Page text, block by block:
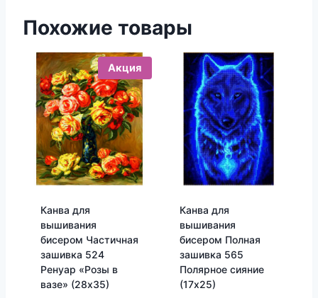
Похожие товары
Акция
Канва для
вышивания
бисером Частичная
зашивка 524
Ренуар «Розы в
вазе» (28х35)
Канва для
вышивания
бисером Полная
зашивка 565
Полярное сияние
(17х25)